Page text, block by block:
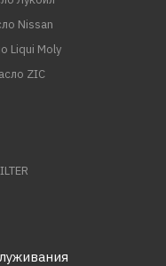
Nissan
Liqui Moly
ZIC